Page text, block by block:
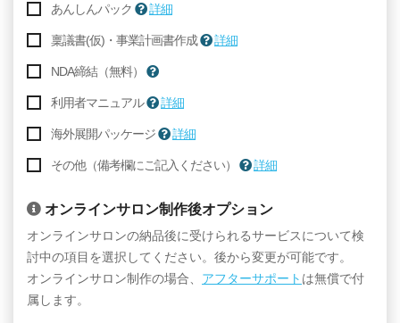
あんしんパック 詳細
稟議書(仮)・事業計画書作成 詳細
NDA締結（無料）
利用者マニュアル 詳細
海外展開パッケージ 詳細
その他（備考欄にご記入ください） 詳細
オンラインサロン制作後オプション
オンラインサロンの納品後に受けられるサービスについて検
討中の項目を選択してください。後から変更が可能です。
オンラインサロン制作の場合、 アフターサポート は無償で付
属します。